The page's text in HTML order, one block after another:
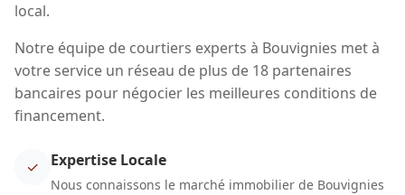
local.
Notre équipe de courtiers experts à Bouvignies met à
votre service un réseau de plus de 18 partenaires
bancaires pour négocier les meilleures conditions de
financement.
✓ Expertise Locale
Nous connaissons le marché immobilier de Bouvignies